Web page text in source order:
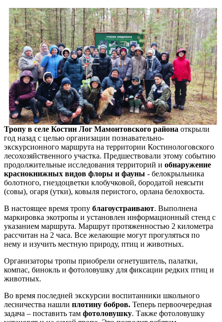
Тропу в селе Костин Лог Мамонтовского района открыли
год назад с целью организации познавательно-
экскурсионного маршрута на территории Костинологовского
лесохозяйственного участка. Предшествовали этому событию
продолжительные исследования территорий и обнаружение
краснокнижных видов флоры и фауны - белокрыльника
болотного, гнездоцветки клобучковой, бородатой неясыти
(совы), огаря (утки), ковыля перистого, орлана белохвоста.
В настоящее время тропу благоустраивают. Выполнена
маркировка экотропы и установлен информационный стенд с
указанием маршрута. Маршрут протяженностью 2 километра
рассчитан на 2 часа. Все желающие могут прогуляться по
нему и изучить местную природу, птиц и животных.
Организаторы тропы приобрели огнетушитель, палатки,
компас, бинокль и фотоловушку для фиксации редких птиц и
животных.
Во время последней экскурсии воспитанники школьного
лесничества нашли плотину бобров. Теперь первоочередная
задача – поставить там фотоловушку. Также фотоловушку